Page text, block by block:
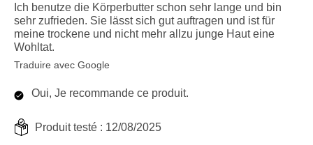
Ich benutze die Körperbutter schon sehr lange und bin
sehr zufrieden. Sie lässt sich gut auftragen und ist für
meine trockene und nicht mehr allzu junge Haut eine
Wohltat.
Traduire avec Google
Oui, Je recommande ce produit.
Produit testé : 12/08/2025